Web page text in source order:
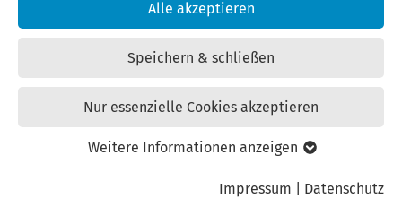
Alle akzeptieren
Speichern & schließen
Nur essenzielle Cookies akzeptieren
Weitere Informationen anzeigen
Impressum Datenschutz
können persönliche Daten (z.B. IP-
Mit der Bestätigung erklären Sie